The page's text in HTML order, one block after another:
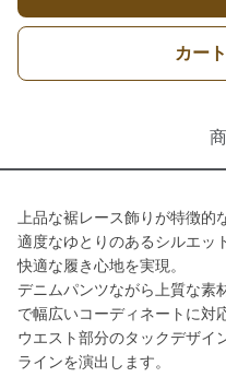
カー
上品な裾レース飾りが特徴的
適度なゆとりのあるシルエッ
快適な履き心地を実現。
デニムパンツながら上質な素
で幅広いコーディネートに対
ウエスト部分のタックデザイ
ラインを演出します。